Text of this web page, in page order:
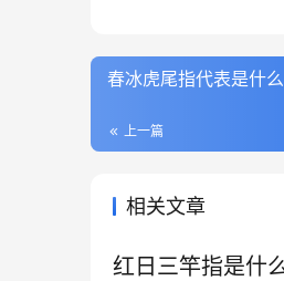
春冰虎尾指代表是什
上一篇
相关文章
红日三竿指是什